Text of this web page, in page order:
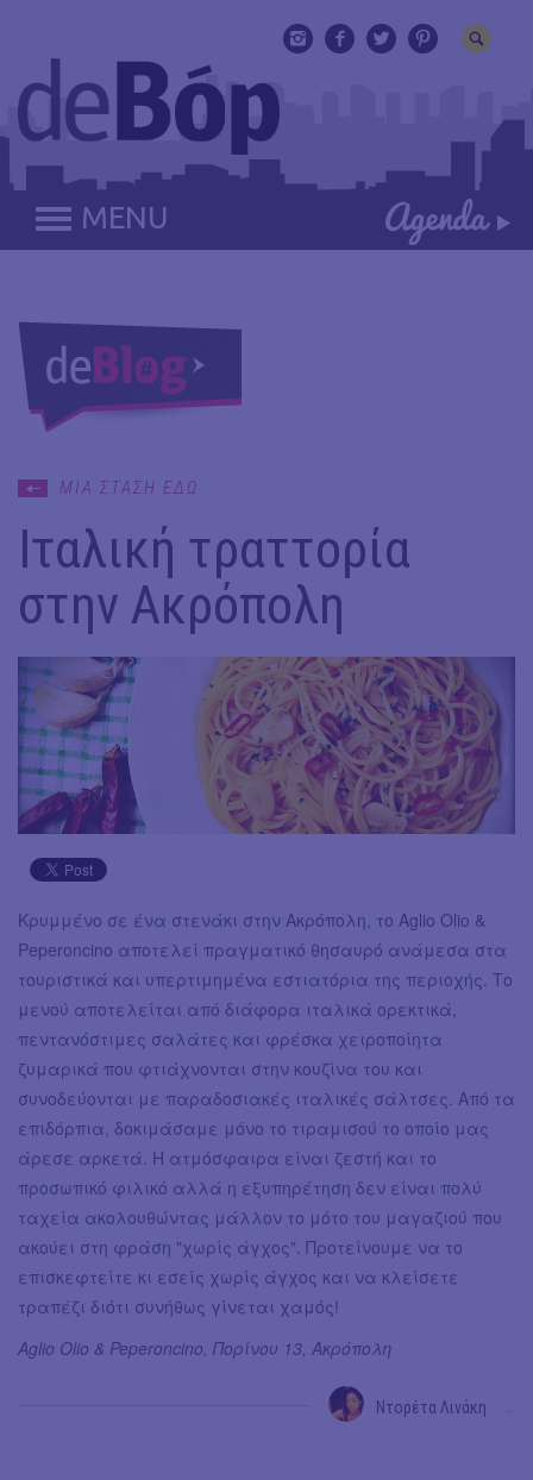
MENU
ΜΙΑ ΣΤΑΣΗ ΕΔΩ
Ιταλική τραττορία
στην Ακρόπολη
Κρυμμένο σε ένα στενάκι στην Ακρόπολη, το Aglio Olio &
Peperoncino αποτελεί πραγματικό θησαυρό ανάμεσα στα
τουριστικά και υπερτιμημένα εστιατόρια της περιοχής. Το
μενού αποτελείται από διάφορα ιταλικά ορεκτικά,
πεντανόστιμες σαλάτες και φρέσκα χειροποίητα
ζυμαρικά που φτιάχνονται στην κουζίνα του και
συνοδεύονται με παραδοσιακές ιταλικές σάλτσες. Από τα
επιδόρπια, δοκιμάσαμε μόνο το τιραμισού το οποίο μας
άρεσε αρκετά. Η ατμόσφαιρα είναι ζεστή και το
προσωπικό φιλικό αλλά η εξυπηρέτηση δεν είναι πολύ
ταχεία ακολουθώντας μάλλον το μότο του μαγαζιού που
ακούει στη φράση "χωρίς άγχος". Προτείνουμε να το
επισκεφτείτε κι εσείς χωρίς άγχος και να κλείσετε
τραπέζι διότι συνήθως γίνεται χαμός!
Aglio Olio & Peperoncino, Πορίνου 13, Ακρόπολη
Ντορέτα Λινάκη